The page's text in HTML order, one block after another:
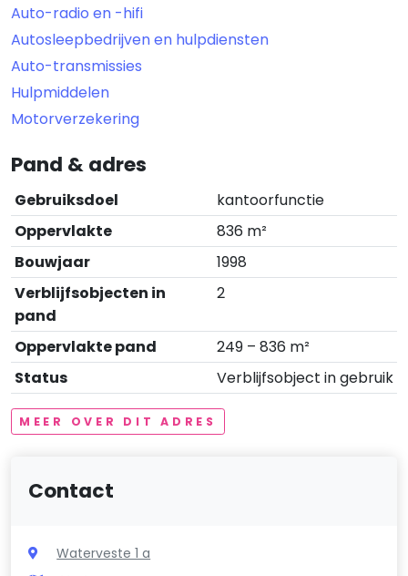
Auto-radio en -hifi
Autosleepbedrijven en hulpdiensten
Auto-transmissies
Hulpmiddelen
Motorverzekering
Pand & adres
Gebruiksdoel
kantoorfunctie
Oppervlakte
836 m²
Bouwjaar
1998
Verblijfsobjecten in
pand
2
Oppervlakte pand
249 – 836 m²
Status
Verblijfsobject in gebruik
MEER OVER DIT ADRES
Contact
Waterveste 1 a